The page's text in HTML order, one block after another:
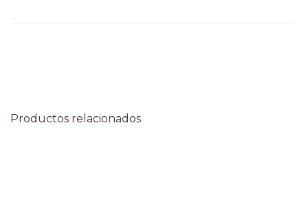
Productos relacionados